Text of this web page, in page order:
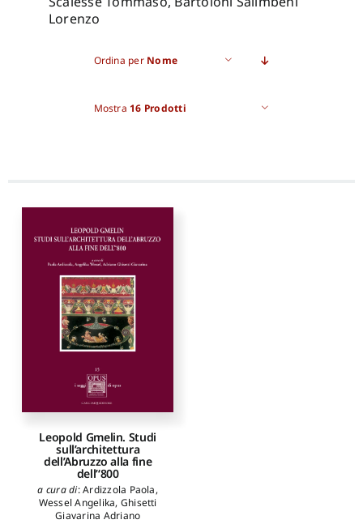
Lorenzo
Ordina per Nome
Mostra 16 Prodotti
Leopold Gmelin. Studi
sull’architettura
dell’Abruzzo alla fine
dell’‘800
a cura di:Ardizzola Paola,
Wessel Angelika, Ghisetti
Giavarina Adriano